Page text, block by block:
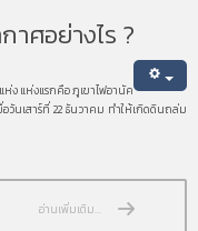
ศอย่างไร ?
ง แห่งแรกคือ ภูเขาไฟอานัค
วันเสาร์ที่ 22 ธันวาคม ทำให้เกิดดินถล่ม
อ่านเพิ่มเติม...